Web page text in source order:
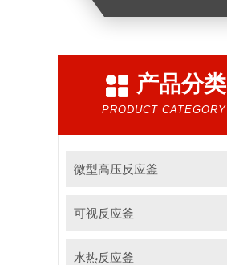
产品分类
PRODUCT CATEGORY
微型高压反应釜
可视反应釜
水热反应釜